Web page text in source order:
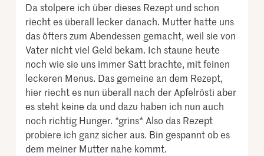
Da stolpere ich über dieses Rezept und schon
riecht es überall lecker danach. Mutter hatte uns
das öfters zum Abendessen gemacht, weil sie von
Vater nicht viel Geld bekam. Ich staune heute
noch wie sie uns immer Satt brachte, mit feinen
leckeren Menus. Das gemeine an dem Rezept,
hier riecht es nun überall nach der Apfelrösti aber
es steht keine da und dazu haben ich nun auch
noch richtig Hunger. *grins* Also das Rezept
probiere ich ganz sicher aus. Bin gespannt ob es
dem meiner Mutter nahe kommt.